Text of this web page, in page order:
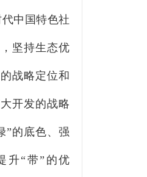
中国特色社
坚持生态优
战略定位和
开发的战略
”的底色、强
升“带”的优